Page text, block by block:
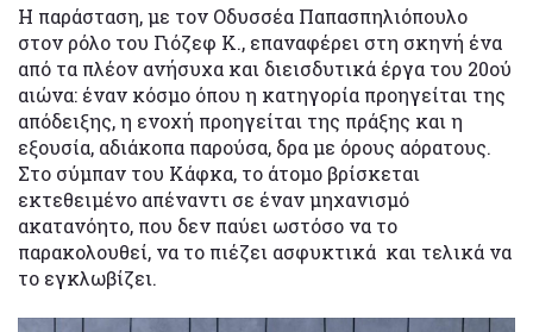
Η παράσταση, με τον Οδυσσέα Παπασπηλιόπουλο
στον ρόλο του Γιόζεφ Κ., επαναφέρει στη σκηνή ένα
από τα πλέον ανήσυχα και διεισδυτικά έργα του 20ού
αιώνα: έναν κόσμο όπου η κατηγορία προηγείται της
απόδειξης, η ενοχή προηγείται της πράξης και η
εξουσία, αδιάκοπα παρούσα, δρα με όρους αόρατους.
Στο σύμπαν του Κάφκα, το άτομο βρίσκεται
εκτεθειμένο απέναντι σε έναν μηχανισμό
ακατανόητο, που δεν παύει ωστόσο να το
παρακολουθεί, να το πιέζει ασφυκτικά και τελικά να
το εγκλωβίζει.